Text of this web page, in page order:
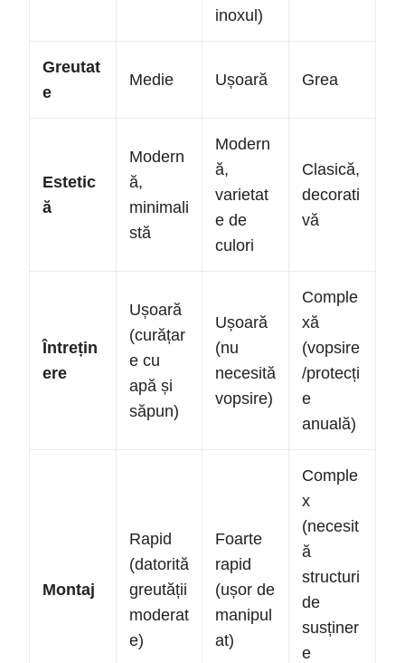
inoxul)
Greutat
e
Medie Ușoară Grea
Estetic
ă
Modern
ă,
minimali
stă
Modern
ă,
varietat
e de
culori
Clasică,
decorati
vă
Întrețin
ere
Ușoară
(curățar
e cu
apă și
săpun)
Ușoară
(nu
necesită
vopsire)
Comple
xă
(vopsire
/protecți
e
anuală)
Montaj
Rapid
(datorită
greutății
moderat
e)
Foarte
rapid
(ușor de
manipul
at)
Comple
x
(necesit
ă
structuri
de
susținer
e